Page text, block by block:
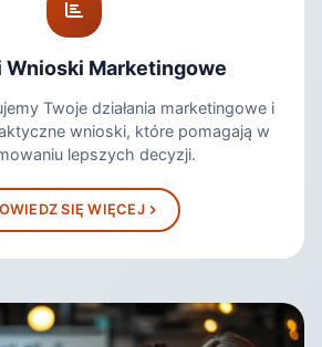
Wnioski Marketingowe
Twoje działania marketingowe i
wnioski, które pomagają w
lepszych decyzji.
SIĘ WIĘCEJ